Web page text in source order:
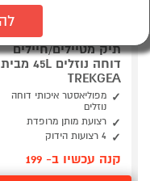
תיק מטיילים/חיילים
דוחה נוזלים 45L מבית
TREKGEA
מפוליאסטר איכותי דוחה
נוזלים
רצועת מותן מרופדת
4 רצועות הידוק
קנה עכשיו ב- 199